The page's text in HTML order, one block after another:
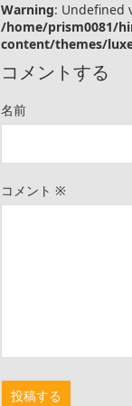
Warning: Undefined
/home/prism0081/
content/themes/
コメントする
名前
コメント ※